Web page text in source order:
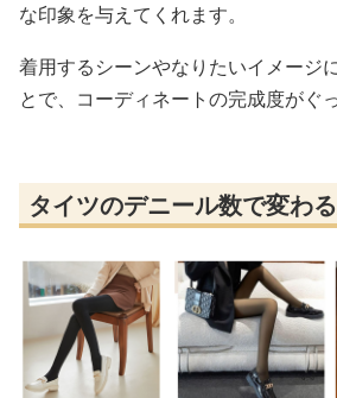
な印象を与えてくれます。
着用するシーンやなりたいイメージ
とで、コーディネートの完成度がぐ
タイツのデニール数で変わ